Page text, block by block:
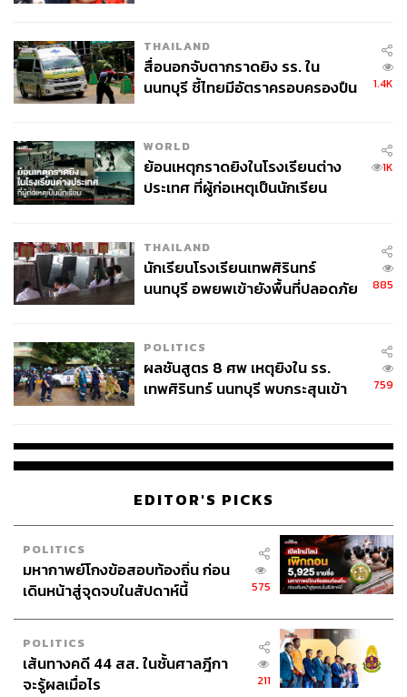
THAILAND
สื่อนอกจับตากราดยิง รร. ใน
นนทบุรี ชี้ไทยมีอัตราครอบครองปืน
1.4K
WORLD
ย้อนเหตุกราดยิงในโรงเรียนต่าง
ประเทศ ที่ผู้ก่อเหตุเป็นนักเรียน
1K
THAILAND
นักเรียนโรงเรียนเทพศิรินทร์
นนทบุรี อพยพเข้ายังพื้นที่ปลอดภัย
885
POLITICS
ผลชันสูตร 8 ศพ เหตุยิงใน รร.
เทพศิรินทร์ นนทบุรี พบกระสุนเข้า
759
EDITOR'S PICKS
POLITICS
มหากาพย์โกงข้อสอบท้องถิ่น ก่อน
เดินหน้าสู่จุดจบในสัปดาห์นี้
575
POLITICS
เส้นทางคดี 44 สส. ในชั้นศาลฎีกา
จะรู้ผลเมื่อไร
211